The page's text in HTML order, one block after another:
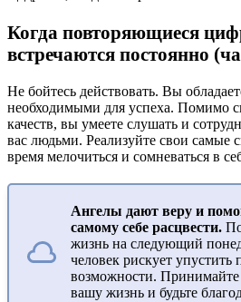
Когда повторяющиеся
встречаются постоянно
Не бойтесь действовать. Вы
необходимыми для успеха. Помимо
качеств, вы умеете слушать и
вас людьми. Реализуйте свои самые
время мелочиться и сомневаться в
Ангелы дают веру и
самому себе расцвести.
жизнь на следующий
человек рискует
возможности. Принимайте
вашу жизнь и будьте